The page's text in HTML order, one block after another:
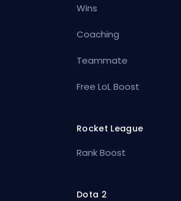
Wins
Coaching
Teammate
Free LoL Boost
Rocket League
Rank Boost
Dota 2